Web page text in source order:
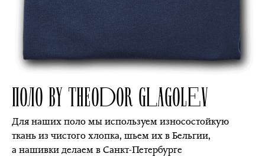
ПОЛО BY THEODOR GLAGOLEV
Для наших поло мы используем износостойкую
ткань из чистого хлопка, шьем их в Бельгии,
а нашивки делаем в Санкт-Петербурге